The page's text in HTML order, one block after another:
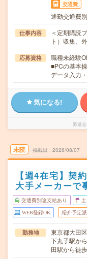
交通費
通勤交通費
仕事内容
＜定期購読
ト）収集、
応募資格
職種未経験
■PCの基本
データ入力
気になる!
派遣会
未読 掲載日 2026/08/07
【週4在宅】契
大手メーカーで
交通費別途支給あり
WEB登録OK 紹介予定
勤務地
東京都大田区
下丸子駅か
田駅から徒